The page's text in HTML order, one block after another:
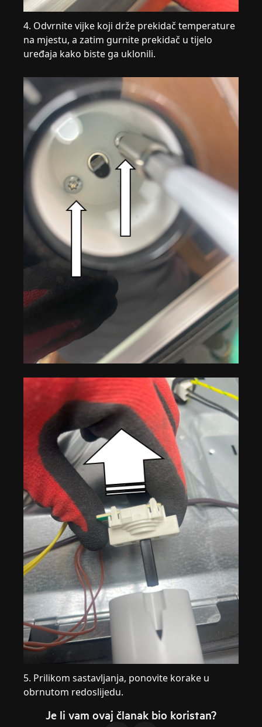
4. Odvrnite vijke koji drže prekidač temperature
na mjestu, a zatim gurnite prekidač u tijelo
uređaja kako biste ga uklonili.
5. Prilikom sastavljanja, ponovite korake u
obrnutom redoslijedu.
Je li vam ovaj članak bio koristan?